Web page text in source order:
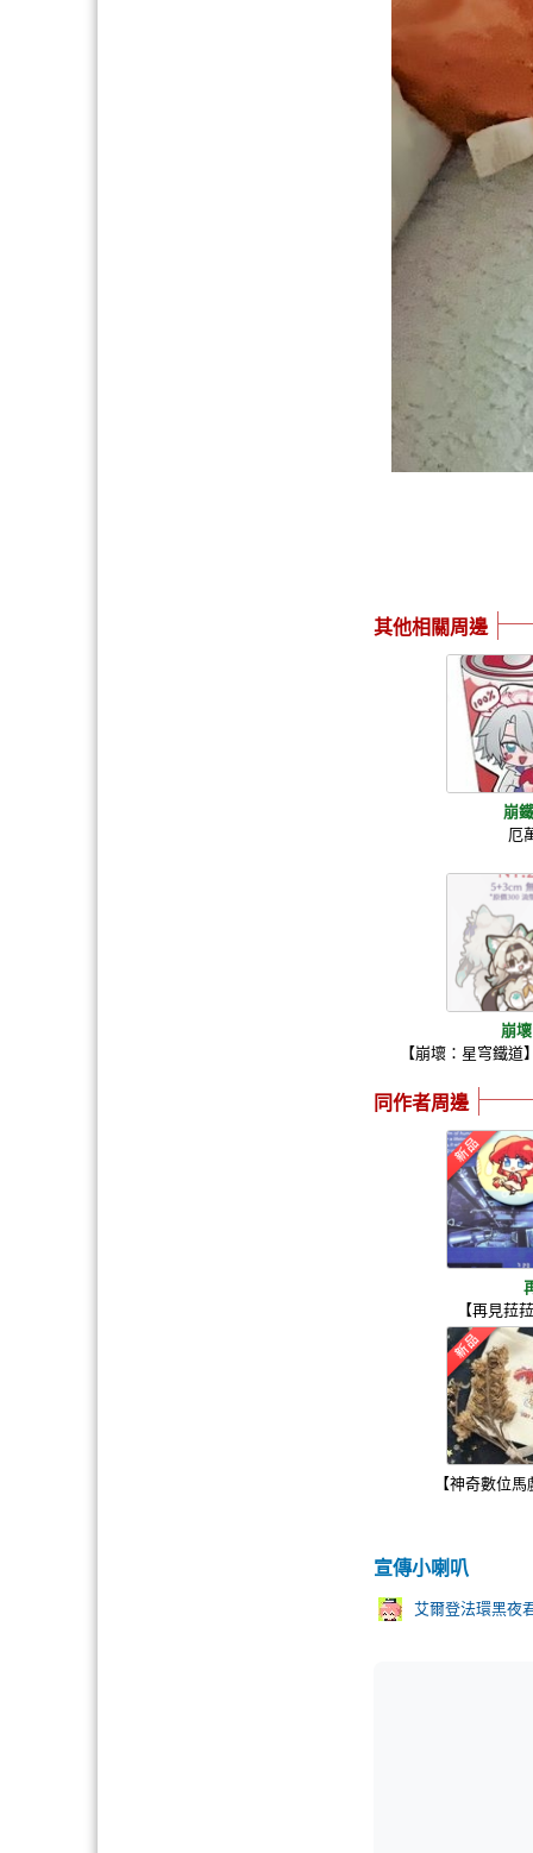
其他相關周邊
崩
厄
崩
【崩壞：星穹鐵
同作者周邊
【再見菈
【神奇數位
宣傳小喇叭
艾爾登法環黑夜